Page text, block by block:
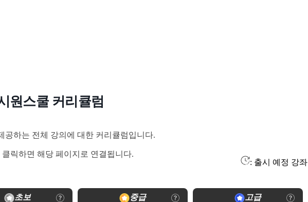
원스쿨 커리큘럼
공하는 전체 강의에 대한 커리큘럼입니다.
클릭하면 해당 페이지로 연결됩니다.
: 출시 예정 강좌
초보 중급 고급